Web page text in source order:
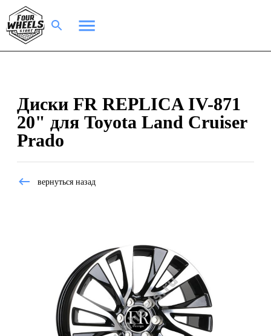
Диски FR REPLICA IV-871
20" для Toyota Land Cruiser
Prado
вернуться назад